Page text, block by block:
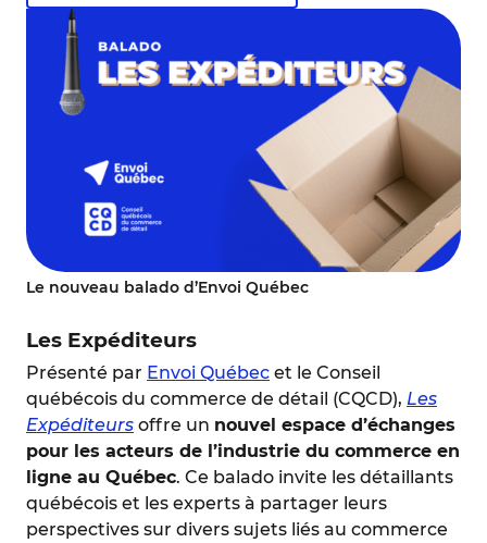
Le nouveau balado d’Envoi Québec
Les Expéditeurs
Présenté par Envoi Québec et le Conseil
québécois du commerce de détail (CQCD), Les
Expéditeurs offre un nouvel espace d’échanges
pour les acteurs de l’industrie du commerce en
ligne au Québec. Ce balado invite les détaillants
québécois et les experts à partager leurs
perspectives sur divers sujets liés au commerce